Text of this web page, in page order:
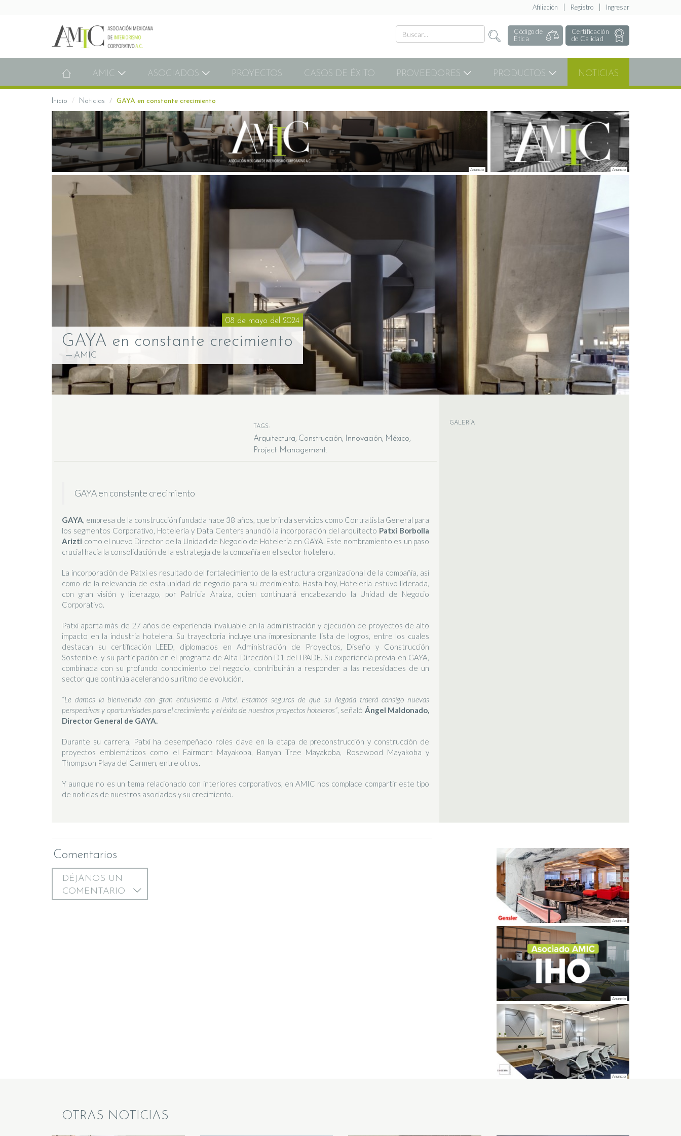
Ingresar
Registro
Afiliación
Código de
Ética
Certificación
de Calidad
AMIC ASOCIADOS PROYECTOS CASOS DE ÉXITO PROVEEDORES PRODUCTOS NOTICIAS
Inicio Noticias GAYA en constante crecimiento
GAYA en constante crecimiento
AMIC
08 de mayo del 2024
TAGS:
Arquitectura Construcción Innovación
México
Project Management
GAYA en constante crecimiento
GAYA, empresa de la construcción fundada hace 38 años, que brinda servicios como Contratista General para
los segmentos Corporativo, Hotelería y Data Centers anunció la incorporación del arquitecto Patxi Borbolla
Arizti como el nuevo Director de la Unidad de Negocio de Hotelería en GAYA. Este nombramiento es un paso
crucial hacia la consolidación de la estrategia de la compañía en el sector hotelero.
La incorporación de Patxi es resultado del fortalecimiento de la estructura organizacional de la compañía, así
como de la relevancia de esta unidad de negocio para su crecimiento. Hasta hoy, Hotelería estuvo liderada,
con gran visión y liderazgo, por Patricia Araiza, quien continuará encabezando la Unidad de Negocio
Corporativo.
Patxi aporta más de 27 años de experiencia invaluable en la administración y ejecución de proyectos de alto
impacto en la industria hotelera. Su trayectoria incluye una impresionante lista de logros, entre los cuales
destacan su certificación LEED, diplomados en Administración de Proyectos, Diseño y Construcción
Sostenible, y su participación en el programa de Alta Dirección D1 del IPADE. Su experiencia previa en GAYA,
combinada con su profundo conocimiento del negocio, contribuirán a responder a las necesidades de un
sector que continúa acelerando su ritmo de evolución.
“Le damos la bienvenida con gran entusiasmo a Patxi. Estamos seguros de que su llegada traerá consigo nuevas
perspectivas y oportunidades para el crecimiento y el éxito de nuestros proyectos hoteleros”, señaló Ángel Maldonado,
Director General de GAYA.
Durante su carrera, Patxi ha desempeñado roles clave en la etapa de preconstrucción y construcción de
proyectos emblemáticos como el Fairmont Mayakoba, Banyan Tree Mayakoba, Rosewood Mayakoba y
Thompson Playa del Carmen, entre otros.
Y aunque no es un tema relacionado con interiores corporativos, en AMIC nos complace compartir este tipo
de noticias de nuestros asociados y su crecimiento.
GALERÍA
Comentarios
DÉJANOS UN
COMENTARIO
OTRAS NOTICIAS